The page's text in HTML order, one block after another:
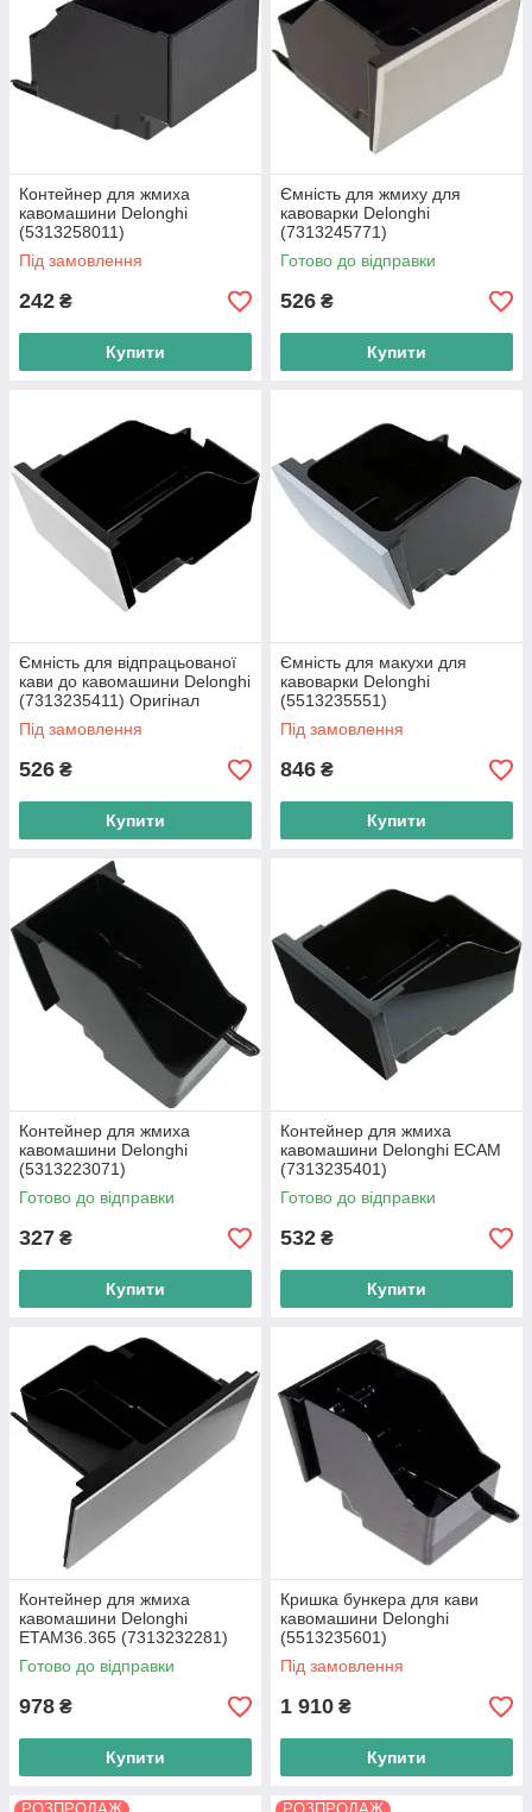
Контейнер для жмиха
кавомашини Delonghi
(5313258011)
Під замовлення
242 ₴
Купити
Ємність для жмиху для
кавоварки Delonghi
(7313245771)
Готово до відправки
526 ₴
Купити
Ємність для відпрацьованої
кави до кавомашини Delonghi
(7313235411) Оригінал
Під замовлення
526 ₴
Купити
Ємність для макухи для
кавоварки Delonghi
(5513235551)
Під замовлення
846 ₴
Купити
Контейнер для жмиха
кавомашини Delonghi
(5313223071)
Готово до відправки
327 ₴
Купити
Контейнер для жмиха
кавомашини Delonghi ECAM
(7313235401)
Готово до відправки
532 ₴
Купити
Контейнер для жмиха
кавомашини Delonghi
ETAM36.365 (7313232281)
Готово до відправки
978 ₴
Купити
Кришка бункера для кави
кавомашини Delonghi
(5513235601)
Під замовлення
1 910 ₴
Купити